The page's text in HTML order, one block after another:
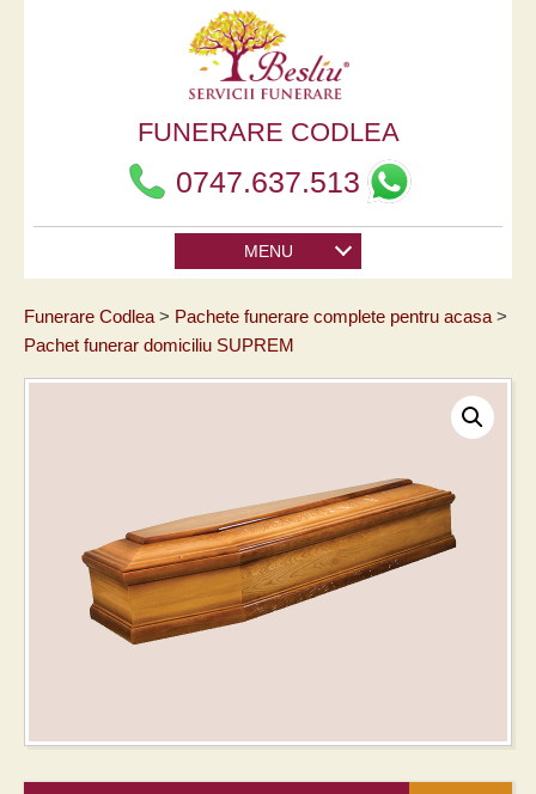
FUNERARE CODLEA
0747.637.513
MENU
Funerare Codlea
Pachete funerare complete pentru acasa
Pachet funerar domiciliu SUPREM